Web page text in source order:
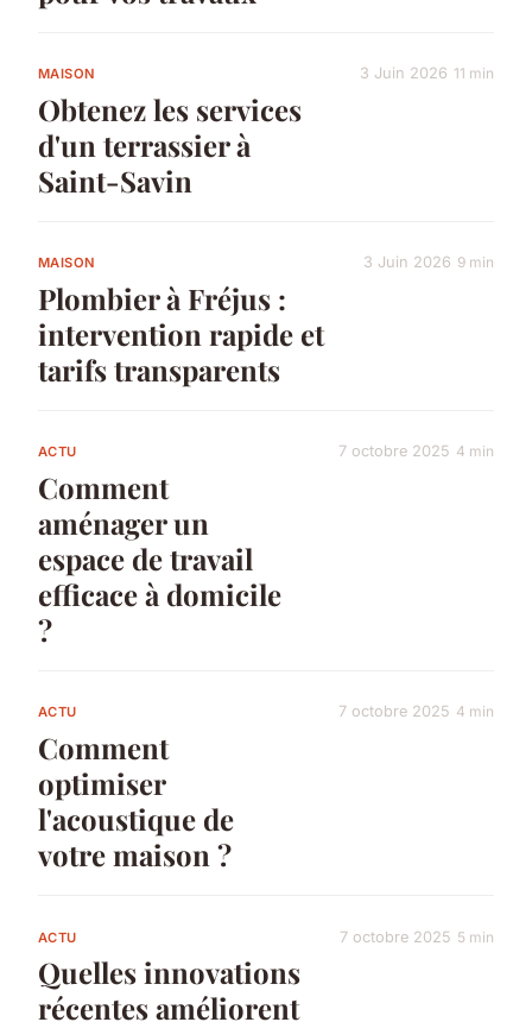
MAISON
Obtenez les services
d'un terrassier à
Saint-Savin
3 Juin 2026 11 min
MAISON
Plombier à Fréjus :
intervention rapide et
tarifs transparents
3 Juin 2026 9 min
ACTU
Comment
aménager un
espace de travail
efficace à domicile
?
7 octobre 2025 4 min
ACTU
Comment
optimiser
l'acoustique de
votre maison ?
7 octobre 2025 4 min
ACTU
Quelles innovations
récentes améliorent
7 octobre 2025 5 min